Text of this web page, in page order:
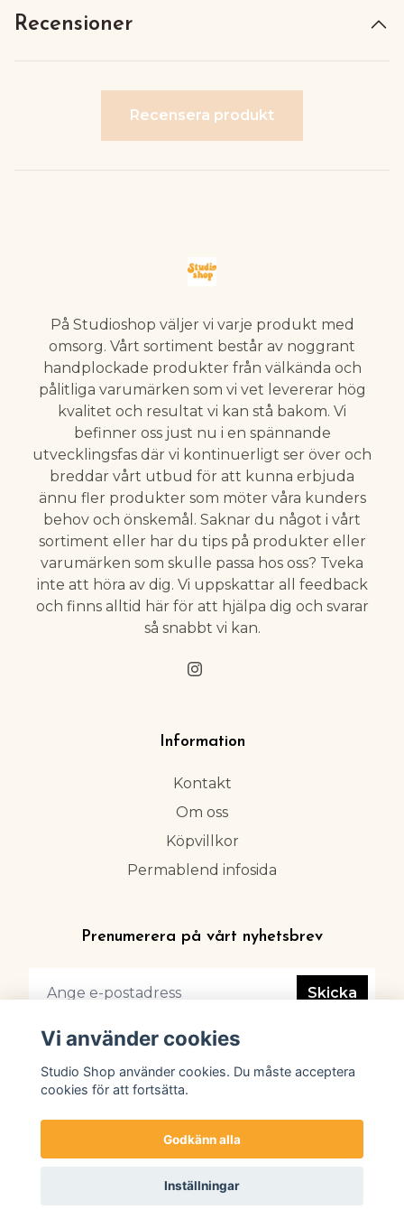
Recensioner
Recensera produkt
På Studioshop väljer vi varje produkt med
omsorg. Vårt sortiment består av noggrant
handplockade produkter från välkända och
pålitliga varumärken som vi vet levererar hög
kvalitet och resultat vi kan stå bakom. Vi
befinner oss just nu i en spännande
utvecklingsfas där vi kontinuerligt ser över och
breddar vårt utbud för att kunna erbjuda
ännu fler produkter som möter våra kunders
behov och önskemål. Saknar du något i vårt
sortiment eller har du tips på produkter eller
varumärken som skulle passa hos oss? Tveka
inte att höra av dig. Vi uppskattar all feedback
och finns alltid här för att hjälpa dig och svarar
så snabbt vi kan.
Information
Kontakt
Om oss
Köpvillkor
Permablend infosida
Prenumerera på vårt nyhetsbrev
Skicka
© 2026 Studio Shop
Vi använder cookies
Studio Shop använder cookies. Du måste acceptera
cookies för att fortsätta.
Godkänn alla
Inställningar